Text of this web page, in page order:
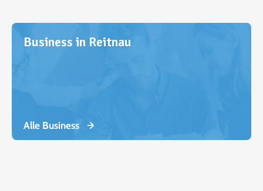
Business in Reitnau
Alle Business